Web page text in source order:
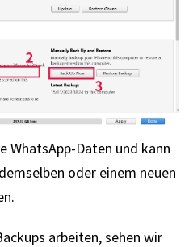
WhatsApp-Daten und kann
oder einem neuen
arbeiten, sehen wir